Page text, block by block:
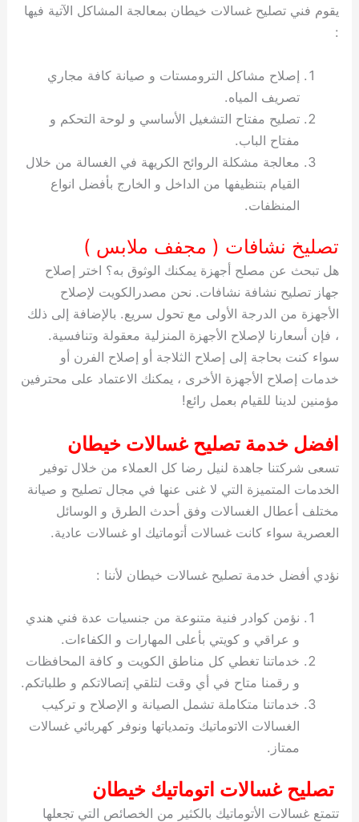
يقوم فني تصليح غسالات خيطان بمعالجة المشاكل الآتية فيها
:
إصلاح مشاكل الترومستات و صيانة كافة مجاري
تصريف المياه.
تصليح مفتاح التشغيل الأساسي و لوحة التحكم و
مفتاح الباب.
معالجة مشكلة الروائح الكريهة في الغسالة من خلال
القيام بتنظيفها من الداخل و الخارج بأفضل انواع
المنظفات.
تصليخ نشافات ( مجفف ملابس )
هل تبحث عن مصلح أجهزة يمكنك الوثوق به؟ اختر إصلاح
جهاز تصليح نشافة نشافات. نحن مصدرالكويت لإصلاح
الأجهزة من الدرجة الأولى مع تحول سريع. بالإضافة إلى ذلك
، فإن أسعارنا لإصلاح الأجهزة المنزلية معقولة وتنافسية.
سواء كنت بحاجة إلى إصلاح الثلاجة أو إصلاح الفرن أو
خدمات إصلاح الأجهزة الأخرى ، يمكنك الاعتماد على محترفين
مؤمنين لدينا للقيام بعمل رائع!
افضل خدمة تصليح غسالات خيطان
تسعى شركتنا جاهدة لنيل رضا كل العملاء من خلال توفير
الخدمات المتميزة التي لا غنى عنها في مجال تصليح و صيانة
مختلف أعطال الغسالات وفق أحدث الطرق و الوسائل
العصرية سواء كانت غسالات أتوماتيك او غسالات عادية.
نؤدي أفضل خدمة تصليح غسالات خيطان لأننا :
نؤمن كوادر فنية متنوعة من جنسيات عدة فني هندي
و عراقي و كويتي بأعلى المهارات و الكفاءات.
خدماتنا تغطي كل مناطق الكويت و كافة المحافظات
و رقمنا متاح في أي وقت لتلقي إتصالاتكم و طلباتكم.
خدماتنا متكاملة تشمل الصيانة و الإصلاح و تركيب
الغسالات الاتوماتيك وتمدياتها ونوفر كهربائي غسالات
ممتاز.
تصليح غسالات اتوماتيك خيطان
تتمتع غسالات الأتوماتيك بالكثير من الخصائص التي تجعلها